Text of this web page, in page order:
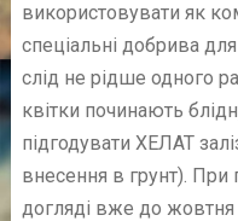
використовувати як
спеціальні добрива
слід не рідше одного
квітки починають
підгодувати ХЕЛАТ
внесення в грунт). При
догляді вже до